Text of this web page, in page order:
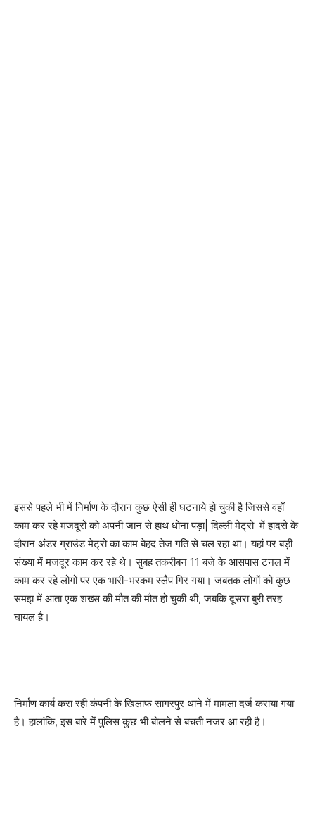
इससे पहले भी में निर्माण के दौरान कुछ ऐसी ही घटनाये हो चुकी है जिससे वहाँ
काम कर रहे मजदूरों को अपनी जान से हाथ धोना पड़ा| दिल्ली मेट्रो में हादसे के
दौरान अंडर ग्राउंड मेट्रो का काम बेहद तेज गति से चल रहा था। यहां पर बड़ी
संख्या में मजदूर काम कर रहे थे। सुबह तकरीबन 11 बजे के आसपास टनल में
काम कर रहे लोगों पर एक भारी-भरकम स्लैप गिर गया। जबतक लोगों को कुछ
समझ में आता एक शख्स की मौत की मौत हो चुकी थी, जबकि दूसरा बुरी तरह
घायल है।
निर्माण कार्य करा रही कंपनी के खिलाफ सागरपुर थाने में मामला दर्ज कराया गया
है। हालांकि, इस बारे में पुलिस कुछ भी बोलने से बचती नजर आ रही है।